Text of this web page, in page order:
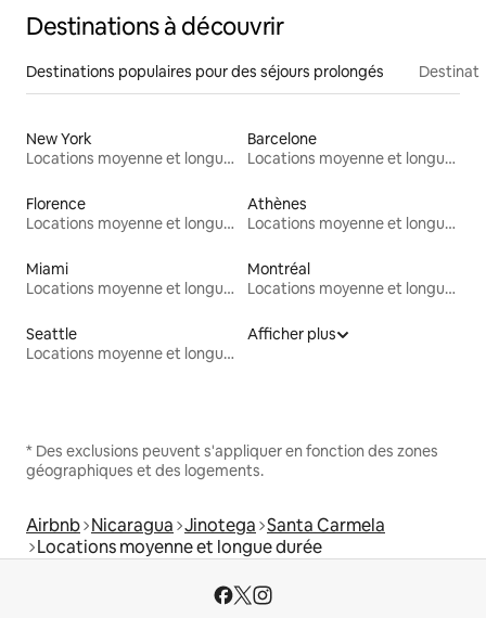
Destinations à découvrir
Destinations populaires pour des séjours prolongés
New York
Locations moyenne et longue durée
Barcelone
Locations moyenne et longue durée
Florence
Locations moyenne et longue durée
Athènes
Locations moyenne et longue durée
Miami
Locations moyenne et longue durée
Montréal
Locations moyenne et longue durée
Seattle
Locations moyenne et longue durée
Afficher plus
* Des exclusions peuvent s'appliquer en fonction des zones
géographiques et des logements.
Airbnb Nicaragua Jinotega Santa Carmela
Locations moyenne et longue durée